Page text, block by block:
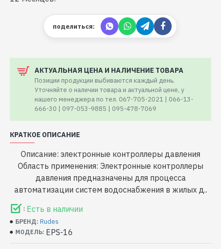
поделиться:
АКТУАЛЬНАЯ ЦЕНА И НАЛИЧЕНИЕ ТОВАРА
Позиции продукции выбиваются каждый день.
Уточняйте о наличии товара и актуальной цене, у
нашего менеджера по тел. 067-705-2021 | 066-13-
666-30 | 097-053-9885 | 095-478-7069
КРАТКОЕ ОПИСАНИЕ
Описание: электронные контроллеры давления
Область применения: Электронные контроллеры
давления предназначены для процесса
автоматизации систем водоснабжения в жилых д..
: Есть в наличии
БРЕНД: Rudes
МОДЕЛЬ: EPS-16